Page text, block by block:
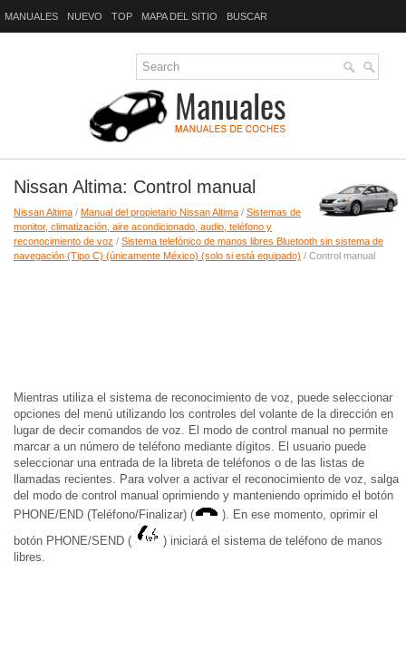
MANUALES NUEVO TOP MAPA DEL SITIO BUSCAR
Nissan Altima: Control manual
Nissan Altima / Manual del propietario Nissan Altima / Sistemas de
monitor, climatización, aire acondicionado, audio, teléfono y
reconocimiento de voz / Sistema telefónico de manos libres Bluetooth sin sistema de
navegación (Tipo C) (únicamente México) (solo si está equipado) / Control manual
Mientras utiliza el sistema de reconocimiento de voz, puede seleccionar
opciones del menú utilizando los controles del volante de la dirección en
lugar de decir comandos de voz. El modo de control manual no permite
marcar a un número de teléfono mediante dígitos. El usuario puede
seleccionar una entrada de la libreta de teléfonos o de las listas de
llamadas recientes. Para volver a activar el reconocimiento de voz, salga
del modo de control manual oprimiendo y manteniendo oprimido el botón
PHONE/END (Teléfono/Finalizar) (
). En ese momento, oprimir el
botón PHONE/SEND (
) iniciará el sistema de teléfono de manos
libres.